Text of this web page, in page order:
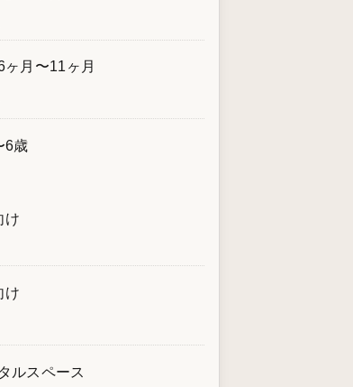
ヶ月〜11ヶ月
6歳
け
け
ルスペース